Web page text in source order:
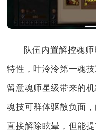
队伍内置解控魂
特性，叶泠泠第一魂
留意魂师星级带来的
魂技可群体驱散负面
直接解除眩晕，但能